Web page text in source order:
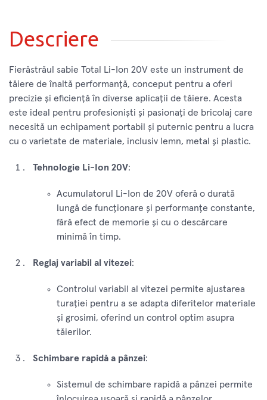
Descriere
Fierăstrăul sabie Total Li-Ion 20V este un instrument de
tăiere de înaltă performanță, conceput pentru a oferi
precizie și eficiență în diverse aplicații de tăiere. Acesta
este ideal pentru profesioniști și pasionați de bricolaj care
necesită un echipament portabil și puternic pentru a lucra
cu o varietate de materiale, inclusiv lemn, metal și plastic.
Tehnologie Li-Ion 20V:
Acumulatorul Li-Ion de 20V oferă o durată
lungă de funcționare și performanțe constante,
fără efect de memorie și cu o descărcare
minimă în timp.
Reglaj variabil al vitezei:
Controlul variabil al vitezei permite ajustarea
turației pentru a se adapta diferitelor materiale
și grosimi, oferind un control optim asupra
tăierilor.
Schimbare rapidă a pânzei:
Sistemul de schimbare rapidă a pânzei permite